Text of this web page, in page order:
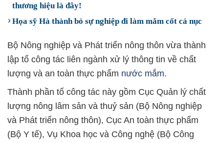
thương hiệu là đây!
Họa sỹ Hà thành bỏ sự nghiệp đi làm mắm cốt cá nục
Bộ Nông nghiệp và Phát triển nông thôn vừa thành
lập tổ công tác liên ngành xử lý thông tin về chất
lượng và an toàn thực phẩm nước mắm.
Thành phần tổ công tác này gồm Cục Quản lý chất
lượng nông lâm sản và thuỷ sản (Bộ Nông nghiệp
và Phát triển nông thôn), Cục An toàn thực phẩm
(Bộ Y tế), Vụ Khoa học và Công nghệ (Bộ Công